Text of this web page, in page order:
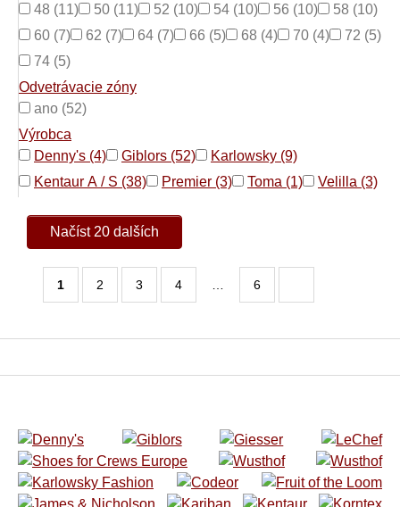
48 (11)
50 (11) 52 (10) 54 (10) 56 (10)
58 (10)
60 (7)
62 (7) 64 (7) 66 (5) 68 (4) 70 (4)
72 (5)
74 (5)
Odvetrávacie zóny
ano (52)
Výrobca
Denny's (4)
Giblors (52)
Karlowsky (9)
Kentaur A / S (38)
Premier (3) Toma (1) Velilla (3)
Načíst 20 dalších
1 2 3 4 6